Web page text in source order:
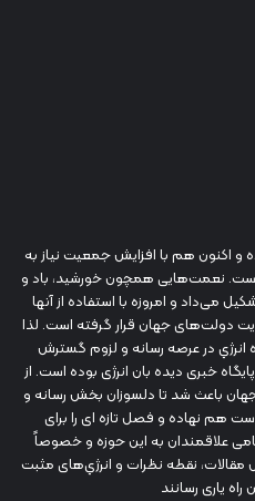
و اکنون هم با افزایش جمعیت نیاز به
نعمت‌هایی همچون خورشید، باد و
می‌داد و امروزه با استفاده از آنها
دولت‌های جهان قرار گرفته است. لذا
در عرصه رسانه و لزوم گسترش
خبری دیده بان انرژی بوده است. از
باعث شد تا دلسوزان بخش رسانه و
هم نهاده و فصل تازه ای را برای
علاقمندان به این حوزه و خصوصاً
نقطه نظرات و انرژي‌های مثبت
راه یاری رسانند